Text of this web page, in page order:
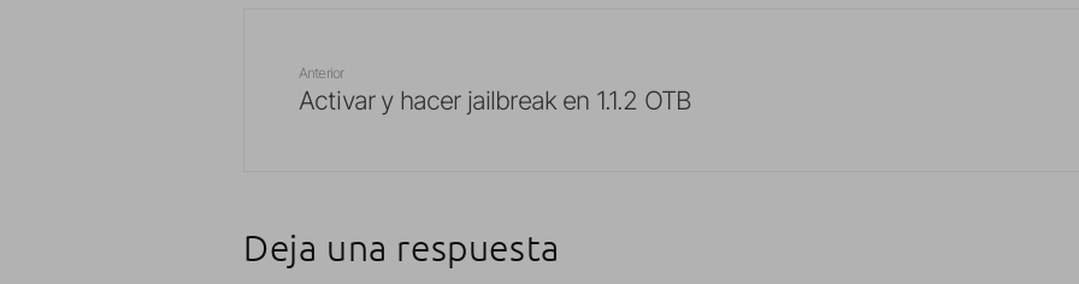
Anterior
Activar y hacer jailbreak en 1.1.2 OTB
Deja una respuesta